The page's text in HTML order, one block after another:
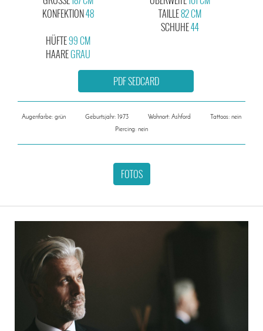
KONFEKTION48
TAILLE82 CM
SCHUHE44
HÜFTE99 CM
HAAREGRAU
PDF SEDCARD
Augenfarbe: grün Geburtsjahr: 1973 Wohnort: Ashford
Tattoos: nein
Piercing: nein
FOTOS